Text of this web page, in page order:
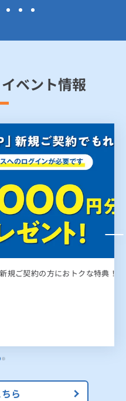
ベント情報
約の方におトクな特典！
ら